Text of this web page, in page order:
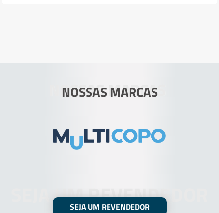
NOSSAS MARCAS
NOSSAS MARCAS
SEJA UM REVENDEDOR
SEJA UM REVENDEDOR